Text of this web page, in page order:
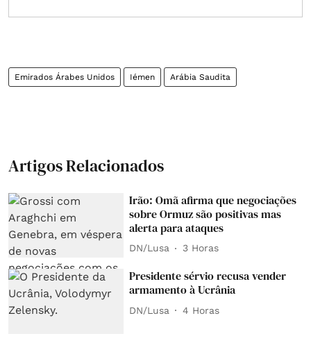
Emirados Árabes Unidos Iémen Arábia Saudita
Artigos Relacionados
Irão: Omã afirma que negociações
sobre Ormuz são positivas mas
alerta para ataques
DN/Lusa 3 Horas
Presidente sérvio recusa vender
armamento à Ucrânia
DN/Lusa 4 Horas